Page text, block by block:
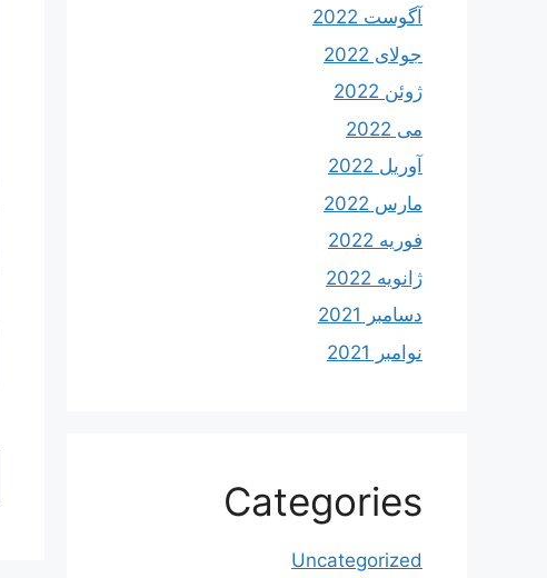
آگوست 2022
جولای 2022
ژوئن 2022
می 2022
آوریل 2022
مارس 2022
فوریه 2022
ژانویه 2022
دسامبر 2021
نوامبر 2021
Categories
Uncategorized